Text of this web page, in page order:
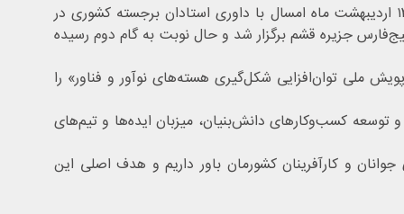
گام نخست جشنواره امید - طرح پویش ملی جنوب کشور با حضور دانشجویان، اعضای هیات علمی و صاحبان ایده و صنعت روز ۱۳ اردیبهشت ماه امسال با داوری استادان برجسته کشوری در
جزیره قشم برگزار شد و حال نوبت به گام دوم رسیده
ملی توان‌افزایی شکل‌گیری هسته‌های نوآور و فناور» را
کسب‌وکارهای دانش‌بنیان، میزبان ایده‌ها و تیم‌های
و کارآفرینان کشورمان باور داریم و هدف اصلی این